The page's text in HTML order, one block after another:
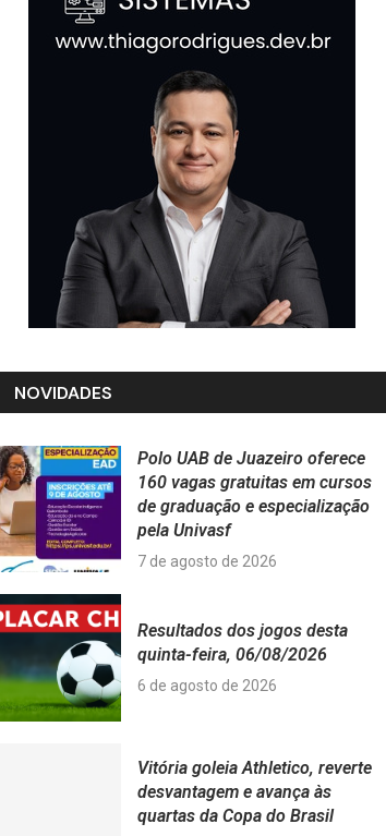
NOVIDADES
Polo UAB de Juazeiro oferece
160 vagas gratuitas em cursos
de graduação e especialização
pela Univasf
7 de agosto de 2026
Resultados dos jogos desta
quinta-feira, 06/08/2026
6 de agosto de 2026
Vitória goleia Athletico, reverte
desvantagem e avança às
quartas da Copa do Brasil